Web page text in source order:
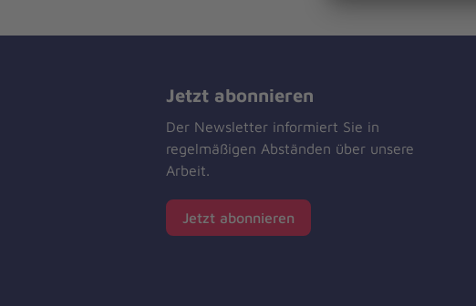
Jetzt abonnieren
Der Newsletter informiert Sie in
regelmäßigen Abständen über unsere
Arbeit.
Jetzt abonnieren